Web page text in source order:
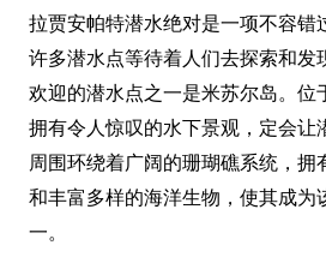
拉贾安帕特潜水绝对是一项不容错
许多潜水点等待着人们去探索和发
欢迎的潜水点之一是米苏尔岛。位
拥有令人惊叹的水下景观，定会让
周围环绕着广阔的珊瑚礁系统，拥
和丰富多样的海洋生物，使其成为
一。